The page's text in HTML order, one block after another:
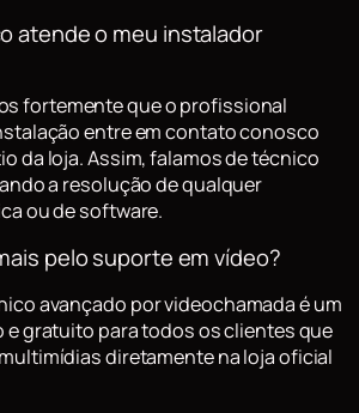
atende o meu instalador
fortemente que o profissional
entre em contato conosco
da loja. Assim, falamos de técnico
a resolução de qualquer
ou de software.
pelo suporte em vídeo?
avançado por videochamada é um
gratuito para todos os clientes que
diretamente na loja oficial